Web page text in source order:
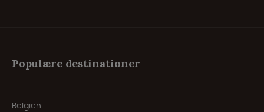
Populære destinationer
Belgien